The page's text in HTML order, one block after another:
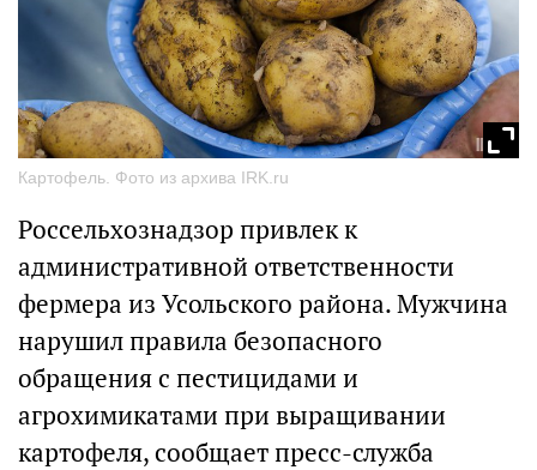
Картофель. Фото из архива IRK.ru
Россельхознадзор привлек к
административной ответственности
фермера из Усольского района. Мужчина
нарушил правила безопасного
обращения с пестицидами и
агрохимикатами при выращивании
картофеля, сообщает пресс-служба